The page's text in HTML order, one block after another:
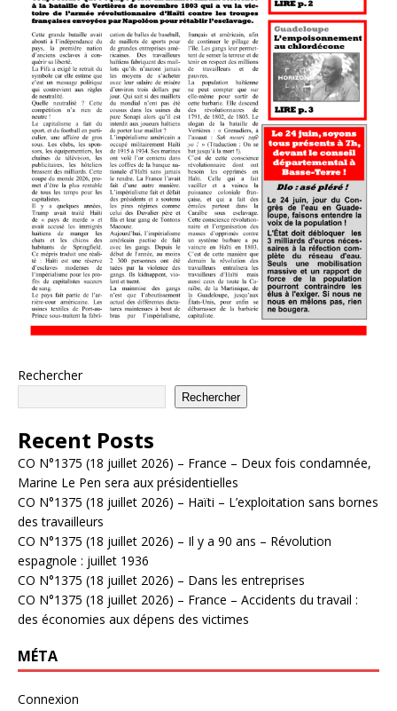
Rechercher
Rechercher
Recent Posts
CO N°1375 (18 juillet 2026) – France – Deux fois condamnée,
Marine Le Pen sera aux présidentielles
CO N°1375 (18 juillet 2026) – Haïti – L’exploitation sans bornes
des travailleurs
CO N°1375 (18 juillet 2026) – Il y a 90 ans – Révolution
espagnole : juillet 1936
CO N°1375 (18 juillet 2026) – Dans les entreprises
CO N°1375 (18 juillet 2026) – France – Accidents du travail :
des économies aux dépens des victimes
MÉTA
Connexion